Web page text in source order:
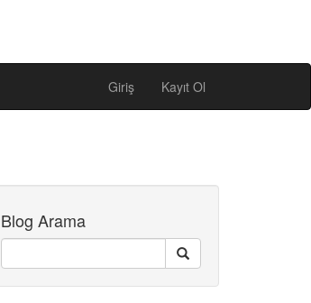
Giriş Kayıt Ol
Blog Arama